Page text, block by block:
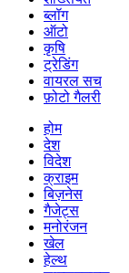
ब्लॉग
ऑटो
कृषि
ट्रेडिंग
वायरल सच
फ़ोटो गैलरी
होम
देश
विदेश
क्राइम
बिज़नेस
गैजेट्स
मनोरंजन
खेल
हेल्थ